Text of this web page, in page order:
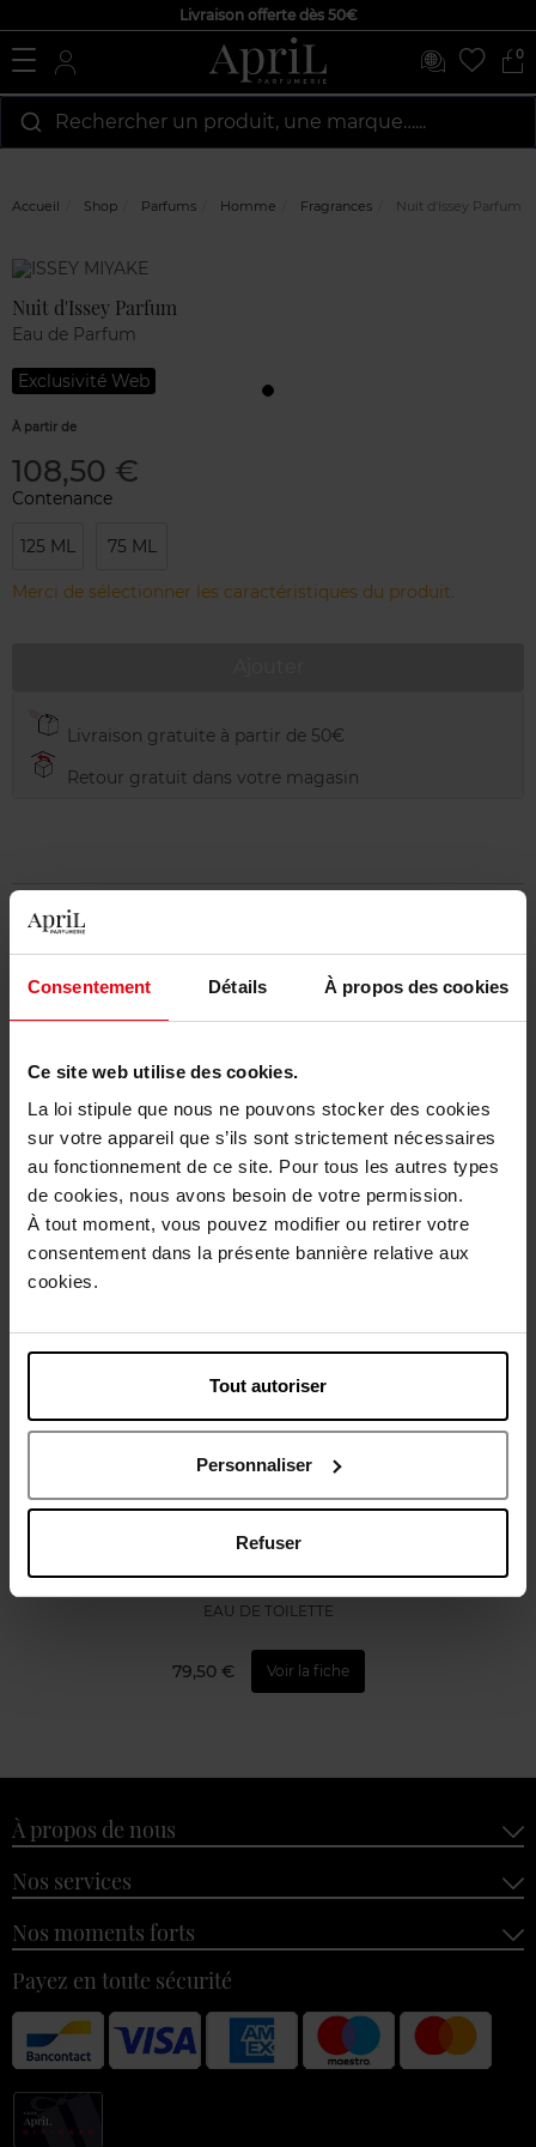
Consentement Détails À propos des cookies
Ce site web utilise des cookies.
La loi stipule que nous ne pouvons stocker des cookies
sur votre appareil que s’ils sont strictement nécessaires
au fonctionnement de ce site. Pour tous les autres types
de cookies, nous avons besoin de votre permission.
À tout moment, vous pouvez modifier ou retirer votre
consentement dans la présente bannière relative aux
cookies.
Tout autoriser
Personnaliser
Refuser
Livraison offerte dès 50€
0
Rechercher un produit, une marque…...
Accueil Shop Parfums Homme Fragrances Nuit d'Issey Parfum
Marque
Nuit d'Issey Parfum
Eau de Parfum
Exclusivité Web
À partir de
108,50 €
Contenance
125 ML 75 ML
Merci de sélectionner les caractéristiques du produit.
Livraison gratuite à partir de 50€
Retour gratuit dans votre magasin
Description
Caractéristiques
Avis client
Oublié quelque chose ?
ISSEY MIYAKE
Fusion d'Issey Eau de Toilette
EAU DE TOILETTE
79,50 € Voir la fiche
À propos de nous
Nos services
Nos moments forts
Payez en toute sécurité